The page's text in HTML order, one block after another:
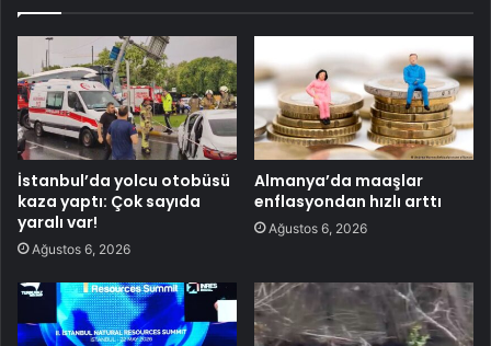
İstanbul’da yolcu otobüsü
kaza yaptı: Çok sayıda
yaralı var!
Ağustos 6, 2026
Almanya’da maaşlar
enflasyondan hızlı arttı
Ağustos 6, 2026